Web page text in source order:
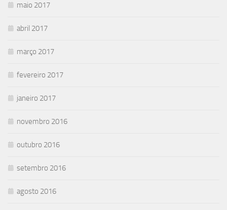
maio 2017
abril 2017
março 2017
fevereiro 2017
janeiro 2017
novembro 2016
outubro 2016
setembro 2016
agosto 2016